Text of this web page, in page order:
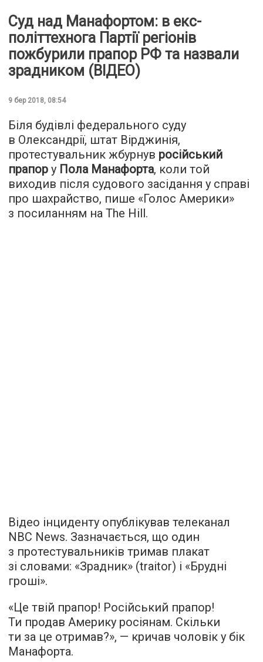
Суд над Манафортом: в екс-
політтехнога Партії регіонів
пожбурили прапор РФ та назвали
зрадником (ВІДЕО)
9 бер 2018, 08:54
Біля будівлі федерального суду
в Олександрії, штат Вірджинія,
протестувальник жбурнув російський
прапор у Пола Манафорта, коли той
виходив після судового засідання у справі
про шахрайство, пише «Голос Америки»
з посиланням на The Hill.
Відео інциденту опублікував телеканал
NBC News. Зазначається, що один
з протестувальників тримав плакат
зі словами: «Зрадник» (traitor) і «Брудні
гроші».
«Це твій прапор! Російський прапор!
Ти продав Америку росіянам. Скільки
ти за це отримав?», — кричав чоловік у бік
Манафорта.